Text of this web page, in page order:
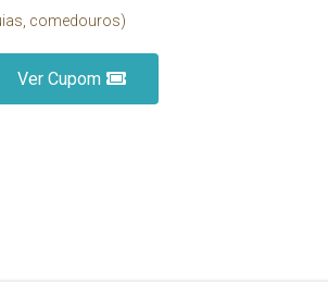
comedouros)
Ver Cupom